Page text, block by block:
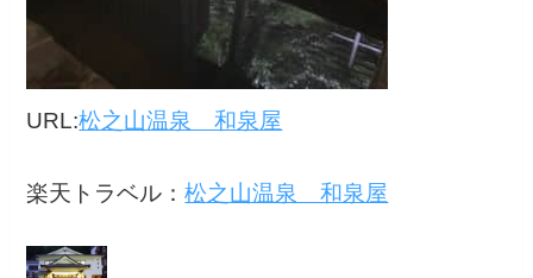
URL:松之山温泉 和泉屋
楽天トラベル：松之山温泉 和泉屋